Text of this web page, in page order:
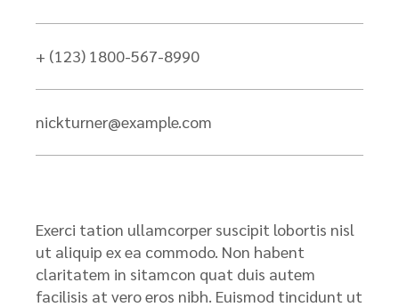
+ (123) 1800-567-8990
nickturner@example.com
Exerci tation ullamcorper suscipit lobortis nisl
ut aliquip ex ea commodo. Non habent
claritatem in sitamcon quat duis autem
facilisis at vero eros nibh. Euismod tincidunt ut